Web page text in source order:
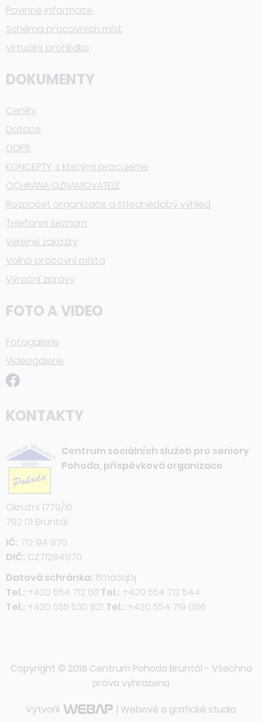
Povinné informace
Schéma pracovních míst
Virtuální prohlídka
DOKUMENTY
Ceníky
Dotace
GDPR
KONCEPTY, s kterými pracujeme
OCHRANA OZNAMOVATELE
Rozpočet organizace a střednědobý výhled
Telefonní seznam
Veřejné zakázky
Volná pracovní místa
Výroční zprávy
FOTO A VIDEO
Fotogalerie
Videogalerie
KONTAKTY
Centrum sociálních služeb pro seniory
Pohoda, příspěvková organizace
Okružní 1779/16
792 01 Bruntál
IČ: 712 94 970
DIČ: CZ71294970
Datová schránka: 8ma3qbj
Tel.: +420 554 712 611 Tel.: +420 554 712 544
Tel.: +420 555 530 821 Tel.: +420 554 719 086
Copyright © 2018 Centrum Pohoda Bruntál - Všechna
práva vyhrazena
Vytvořil
| Webové a grafické studio